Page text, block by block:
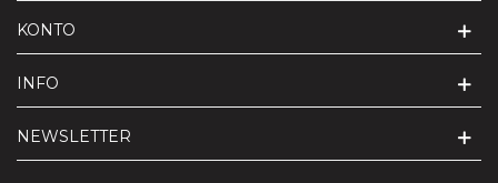
KONTO
INFO
NEWSLETTER